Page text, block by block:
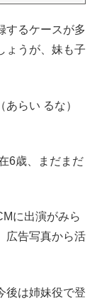
するケースが多
ょうが、妹も子
らい るな）
6歳、まだまだ
に出演がみら
広告写真から活
後は姉妹役で登